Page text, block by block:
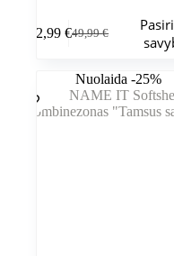
49,99€
Pradinė
buvo:
49,99 €.
42,99€Dabartinė
yra:
42,99 €.
produktas
variantus.
Variantus
galite
Nuolaida -25%